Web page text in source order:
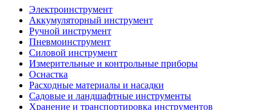
Электроинструмент
Аккумуляторный инструмент
Ручной инструмент
Пневмоинструмент
Силовой инструмент
Измерительные и контрольные приборы
Оснастка
Расходные материалы и насадки
Садовые и ландшафтные инструменты
Хранение и транспортировка инструментов